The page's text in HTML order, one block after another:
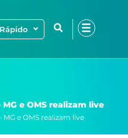
e OMS realizam live
e OMS realizam live